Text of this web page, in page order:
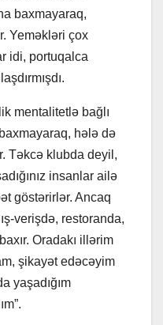
baxmayaraq,
Yeməkləri çox
idi, portuqalca
mentalitetlə bağlı
hələ də
Təkcə klubda deyil,
insanlar ailə
göstərirlər. Ancaq
verişdə, restoranda,
Oradakı illərim
şikayət edəcəyim
yaşadığım